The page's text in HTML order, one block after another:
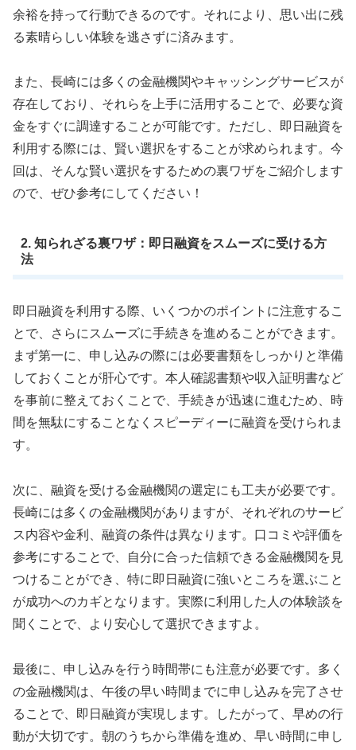
余裕を持って行動できるのです。それにより、思い出に残
る素晴らしい体験を逃さずに済みます。
また、長崎には多くの金融機関やキャッシングサービスが
存在しており、それらを上手に活用することで、必要な資
金をすぐに調達することが可能です。ただし、即日融資を
利用する際には、賢い選択をすることが求められます。今
回は、そんな賢い選択をするための裏ワザをご紹介します
ので、ぜひ参考にしてください！
2. 知られざる裏ワザ：即日融資をスムーズに受ける方
法
即日融資を利用する際、いくつかのポイントに注意するこ
とで、さらにスムーズに手続きを進めることができます。
まず第一に、申し込みの際には必要書類をしっかりと準備
しておくことが肝心です。本人確認書類や収入証明書など
を事前に整えておくことで、手続きが迅速に進むため、時
間を無駄にすることなくスピーディーに融資を受けられま
す。
次に、融資を受ける金融機関の選定にも工夫が必要です。
長崎には多くの金融機関がありますが、それぞれのサービ
ス内容や金利、融資の条件は異なります。口コミや評価を
参考にすることで、自分に合った信頼できる金融機関を見
つけることができ、特に即日融資に強いところを選ぶこと
が成功へのカギとなります。実際に利用した人の体験談を
聞くことで、より安心して選択できますよ。
最後に、申し込みを行う時間帯にも注意が必要です。多く
の金融機関は、午後の早い時間までに申し込みを完了させ
ることで、即日融資が実現します。したがって、早めの行
動が大切です。朝のうちから準備を進め、早い時間に申し